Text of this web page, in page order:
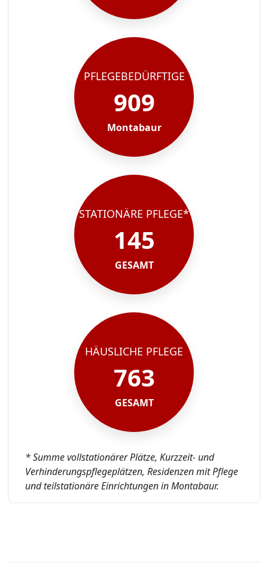
PFLEGEBEDÜRFTIGE
909
Montabaur
STATIONÄRE PFLEGE*
145
GESAMT
HÄUSLICHE PFLEGE
763
GESAMT
* Summe vollstationärer Plätze, Kurzzeit- und
Verhinderungspflegeplätzen, Residenzen mit Pflege
und teilstationäre Einrichtungen in Montabaur.